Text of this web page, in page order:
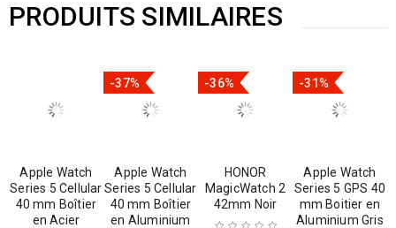
PRODUITS SIMILAIRES
Apple Watch
Series 5 Cellular
40 mm Boîtier
en Acier
-37%
Apple Watch
Series 5 Cellular
40 mm Boîtier
en Aluminium
-36%
HONOR
MagicWatch 2
42mm Noir
-31%
Apple Watch
Series 5 GPS 40
mm Boitier en
Aluminium Gris